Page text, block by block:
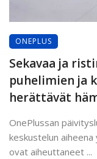
ONEPLUS
Sekavaa ja
puhelimien ja
herättävät
OnePlussan
keskustelun
ovat aiheuttaneet ...